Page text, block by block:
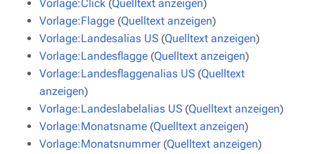
Vorlage:Click (Quelltext anzeigen)
Vorlage:Flagge (Quelltext anzeigen)
Vorlage:Landesalias US (Quelltext anzeigen)
Vorlage:Landesflagge (Quelltext anzeigen)
Vorlage:Landesflaggenalias US (Quelltext
anzeigen)
Vorlage:Landeslabelalias US (Quelltext anzeigen)
Vorlage:Monatsname (Quelltext anzeigen)
Vorlage:Monatsnummer(Quelltext anzeigen)